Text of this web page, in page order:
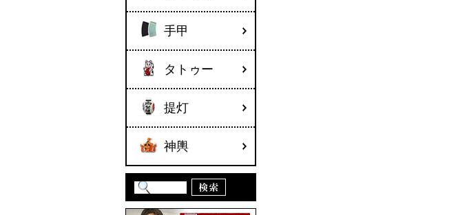
手甲
タトゥー
提灯
神輿